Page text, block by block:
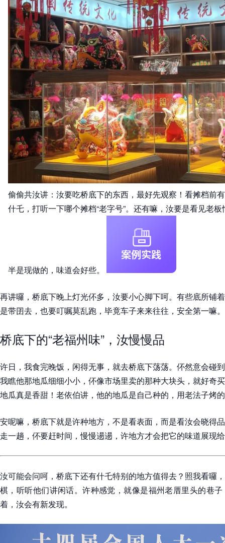
偷偷共汝讲：汝要吃桥底下的东西，最好先观察！看摊档前
什乇，打听一下哪个摊档“老字号”。还有嘛，汝要是看见老
半是现做的，味道会好些。
再讲囉，桥底下晚上灯光伓多，汝要小心脚下呵。有些底所铺
是带囝去，也要叮嘱莫乱跑，毕竟车子来来往往，安全第一嘛。
桥底下的“老福州味”，汝慢慢品
许日，我食完晚饭，闲得无事，就去桥底下荡荡。伓然意会碰
我瞧他那地瓜细细小小，伓像市场里卖的那种大块头，就好奇
地瓜真是香甜！老依伯讲，他的地瓜是自己种的，用老法子烤
安呢嘛，桥底下就是许种地方，不是看表面，而是看汝会晓得
走一趟，伓要赶时间，慢慢逿逿，许地方才会把它的味道展现
汝可能会问呵，桥底下还有什乇特别的地方值得去？照我看囉
棋，听听他们讲闲话。许种感觉，就像是福州老厝里头的巷
着，汝会有新发现。